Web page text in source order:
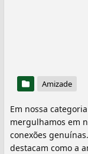
Amizade
Em nossa
mergulhamos em
conexões
destacam como a